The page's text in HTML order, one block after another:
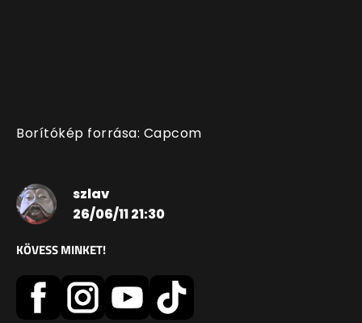
Borítókép forrása: Capcom
szlav
26/06/11 21:30
KÖVESS MINKET!